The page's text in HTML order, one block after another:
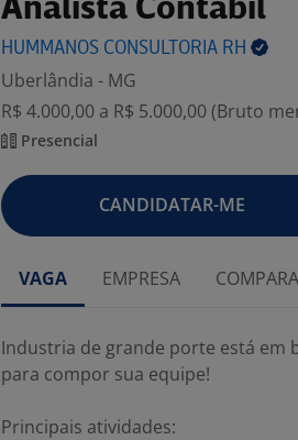
Analista Contábil
HUMMANOS CONSULTORIA RH
Uberlândia - MG
R$ 4.000,00 a R$ 5.000,00 (Bruto
Presencial
CANDIDATAR-ME
VAGA EMPRESA
Industria de grande porte está em
para compor sua equipe!
Principais atividades: